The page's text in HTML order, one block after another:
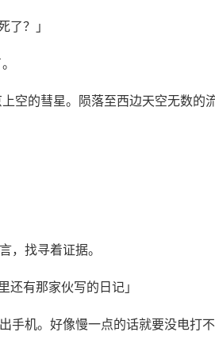
？」
空的彗星。陨落至西边天空无数
，找寻着证据。
还有那家伙写的日记」
手机。好像慢一点的话就要没电打